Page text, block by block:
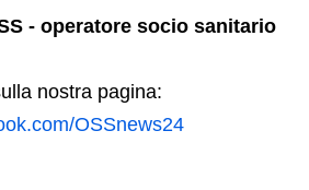
- operatore socio sanitario
nostra pagina:
OSSnews24